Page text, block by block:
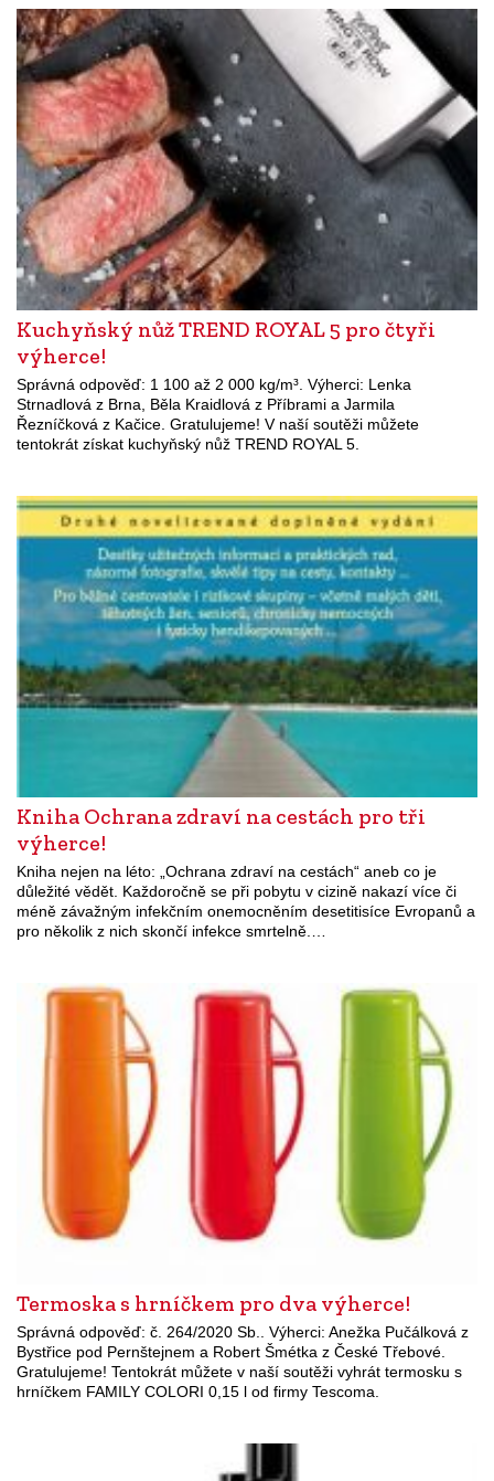
Kuchyňský nůž TREND ROYAL 5 pro čtyři
výherce!
Správná odpověď: 1 100 až 2 000 kg/m³. Výherci: Lenka
Strnadlová z Brna, Běla Kraidlová z Příbrami a Jarmila
Řezníčková z Kačice. Gratulujeme! V naší soutěži můžete
tentokrát získat kuchyňský nůž TREND ROYAL 5.
Kniha Ochrana zdraví na cestách pro tři
výherce!
Kniha nejen na léto: „Ochrana zdraví na cestách“ aneb co je
důležité vědět. Každoročně se při pobytu v cizině nakazí více či
méně závažným infekčním onemocněním desetitisíce Evropanů a
pro několik z nich skončí infekce smrtelně.…
Termoska s hrníčkem pro dva výherce!
Správná odpověď: č. 264/2020 Sb.. Výherci: Anežka Pučálková z
Bystřice pod Pernštejnem a Robert Šmétka z České Třebové.
Gratulujeme! Tentokrát můžete v naší soutěži vyhrát termosku s
hrníčkem FAMILY COLORI 0,15 l od firmy Tescoma.